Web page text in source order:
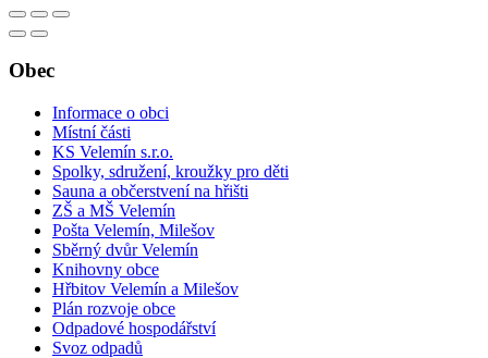
Obec
Informace o obci
Místní části
KS Velemín s.r.o.
Spolky, sdružení, kroužky pro děti
Sauna a občerstvení na hřišti
ZŠ a MŠ Velemín
Pošta Velemín, Milešov
Sběrný dvůr Velemín
Knihovny obce
Hřbitov Velemín a Milešov
Plán rozvoje obce
Odpadové hospodářství
Svoz odpadů